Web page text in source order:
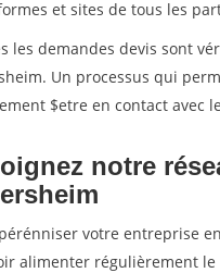
et sites de tous les
les demandes devis sont
Un processus qui
$etre en contact avec
notre
votre entreprise
alimenter régulièrement